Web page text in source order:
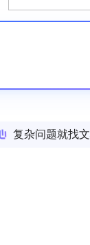
复杂问题就找